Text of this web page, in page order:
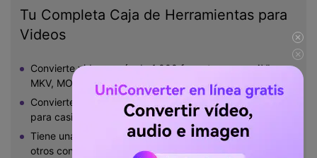
Tu Completa Caja de Herramientas para
Videos
Convierte video a más de 1.000 formatos, como AVI,
MKV, MOV, MP4, etc.
Convierte video a ajustes predeterminados optimizados
para casi todos los dispositivos.
Tiene una velocidad de conversión 90X más rápida que
otros convertidores comunes.